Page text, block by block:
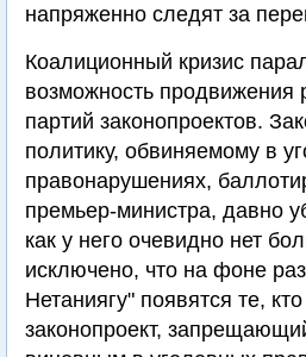
напряженно следят за
Коалиционный кризис
возможность
партий законопроектов.
политику, обвиняемому в
правонарушениях,
премьер-министра, давно
как у него очевидно нет
исключено, что на фоне
Нетаниягу" появятся те,
законопроект,